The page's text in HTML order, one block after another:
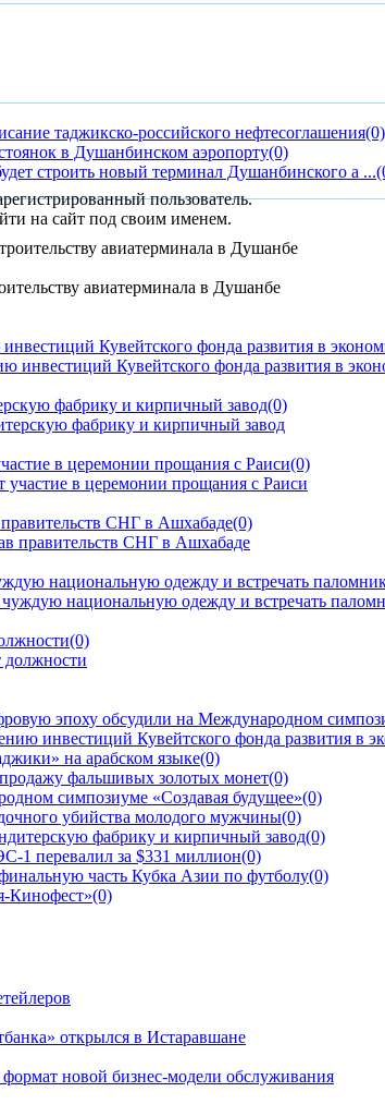
таджикско-российского нефтесоглашения(0)
в Душанбинском аэропорту(0)
строить новый терминал Душанбинского а ...
пользователь.
на сайт под своим именем.
авиатерминала в Душанбе
Кувейтского фонда развития в
фабрику и кирпичный завод(0)
в церемонии прощания с Раиси(0)
правительств СНГ в Ашхабаде(0)
национальную одежду и встречать
(0)
эпоху обсудили на Международном
инвестиций Кувейтского фонда развития в
на арабском языке(0)
фальшивых золотых монет(0)
симпозиуме «Создавая будущее»(0)
убийства молодого мужчины(0)
фабрику и кирпичный завод(0)
1 перевалил за $331 миллион(0)
часть Кубка Азии по футболу(0)
Кинофест»(0)
открылся в Истаравшане
новой бизнес-модели обслуживания